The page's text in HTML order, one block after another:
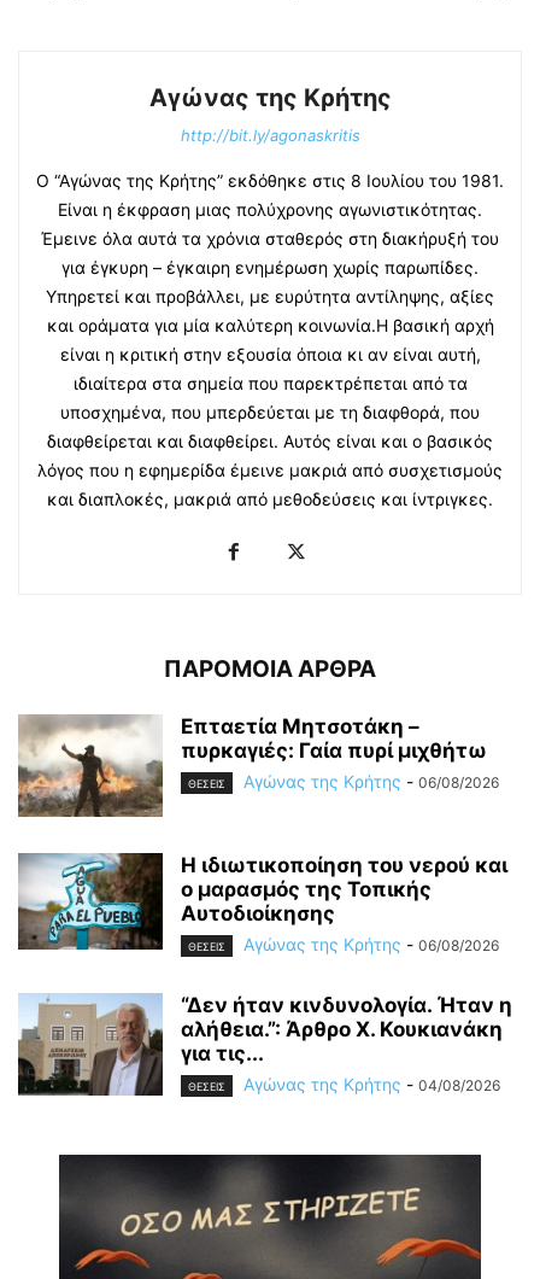
Αγώνας της Κρήτης
http://bit.ly/agonaskritis
Ο “Αγώνας της Κρήτης” εκδόθηκε στις 8 Ιουλίου του 1981.
Είναι η έκφραση μιας πολύχρονης αγωνιστικότητας.
Έμεινε όλα αυτά τα χρόνια σταθερός στη διακήρυξή του
για έγκυρη – έγκαιρη ενημέρωση χωρίς παρωπίδες.
Υπηρετεί και προβάλλει, με ευρύτητα αντίληψης, αξίες
και οράματα για μία καλύτερη κοινωνία.Η βασική αρχή
είναι η κριτική στην εξουσία όποια κι αν είναι αυτή,
ιδιαίτερα στα σημεία που παρεκτρέπεται από τα
υποσχημένα, που μπερδεύεται με τη διαφθορά, που
διαφθείρεται και διαφθείρει. Αυτός είναι και ο βασικός
λόγος που η εφημερίδα έμεινε μακριά από συσχετισμούς
και διαπλοκές, μακριά από μεθοδεύσεις και ίντριγκες.
ΠΑΡΟΜΟΙΑ ΑΡΘΡΑ
Επταετία Μητσοτάκη –
πυρκαγιές: Γαία πυρί μιχθήτω
ΘΕΣΕΙΣ Αγώνας της Κρήτης - 06/08/2026
Η ιδιωτικοποίηση του νερού και
ο μαρασμός της Τοπικής
Αυτοδιοίκησης
ΘΕΣΕΙΣ Αγώνας της Κρήτης - 06/08/2026
“Δεν ήταν κινδυνολογία. Ήταν η
αλήθεια.”: Άρθρο Χ. Κουκιανάκη
για τις...
ΘΕΣΕΙΣ Αγώνας της Κρήτης - 04/08/2026